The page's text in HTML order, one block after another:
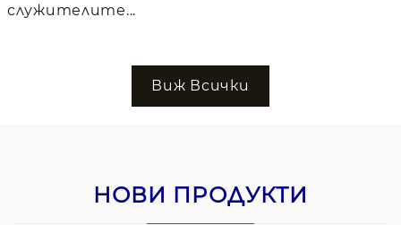
служителите...
Виж Всички
НОВИ ПРОДУКТИ